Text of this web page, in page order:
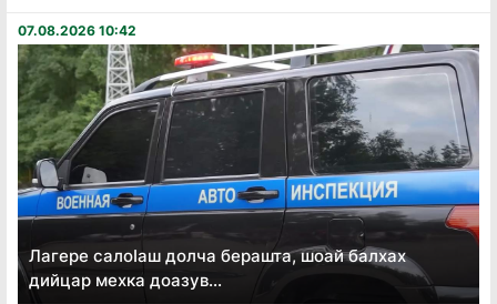
07.08.2026 10:42
Лагере салоӏаш долча берашта, шоай балхах
дийцар мехка доазув...